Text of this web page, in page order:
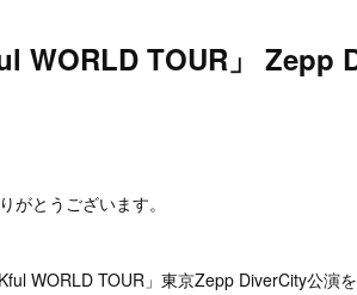
WORLD TOUR」 Zepp
がとうございます。
WORLD TOUR」東京Zepp DiverCity公演